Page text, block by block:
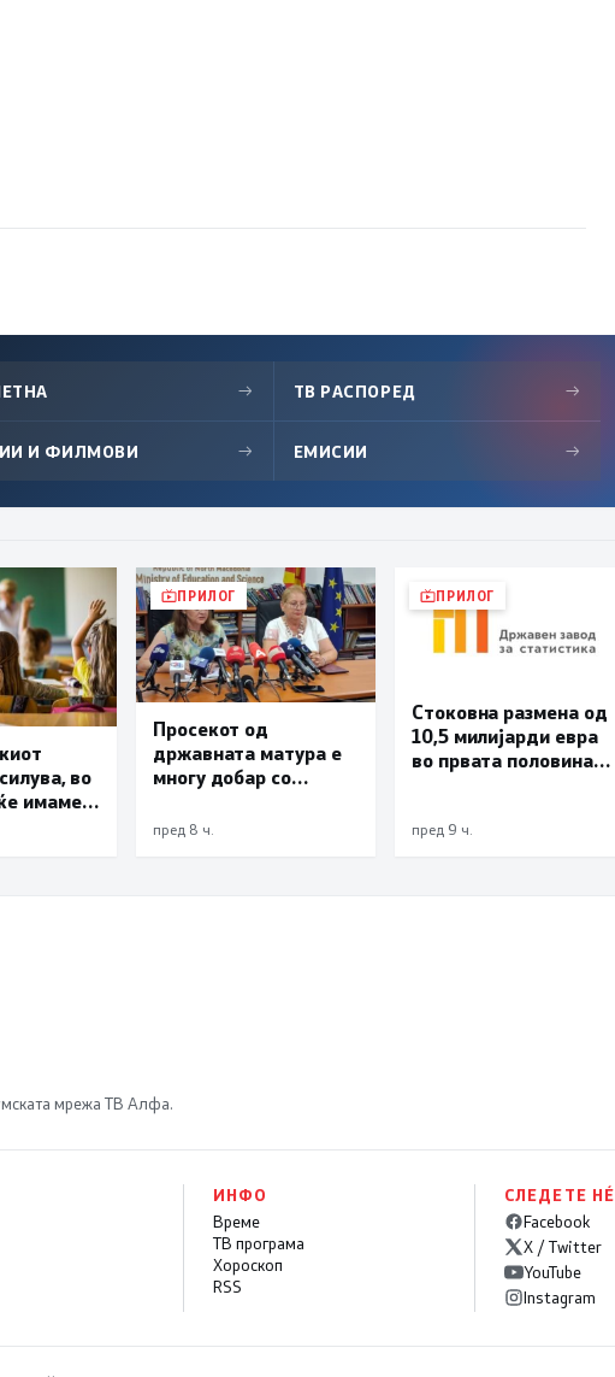
→ ТВ РАСПОРЕД →
И ФИЛМОВИ → ЕМИСИИ →
во
имаме
ПРИЛОГ
Просекот од
државната матура е
многу добар со
пред 8 ч.
ПРИЛОГ
Стоковна размена од
10,5 милијарди евра
во првата половина
зголемува извозот
пред 9 ч.
мрежа ТВ Алфа.
ИНФО
Време
ТВ програма
Хороскоп
RSS
СЛЕДЕТЕ НÉ
Facebook
X / Twitter
YouTube
Instagram